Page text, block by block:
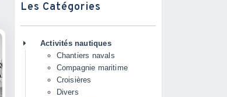
Les Catégories
Activités nautiques
Chantiers navals
Compagnie maritime
Croisières
Divers